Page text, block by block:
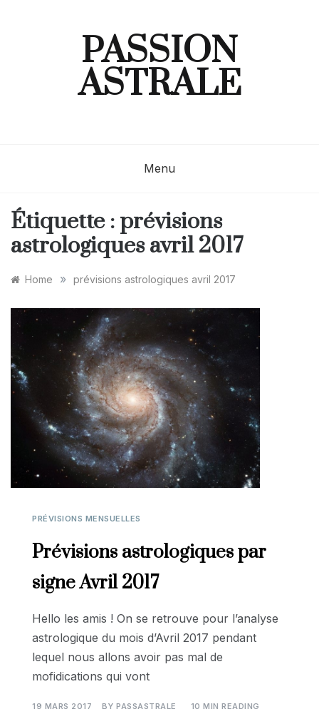
PASSION
ASTRALE
Menu
Étiquette : prévisions
astrologiques avril 2017
Home » prévisions astrologiques avril 2017
PRÉVISIONS MENSUELLES
Prévisions astrologiques par
signe Avril 2017
Hello les amis ! On se retrouve pour l’analyse
astrologique du mois d’Avril 2017 pendant
lequel nous allons avoir pas mal de
mofidications qui vont
19 MARS 2017 BY PASSASTRALE 10 MIN READING